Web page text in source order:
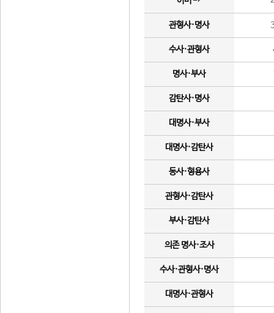
관형사·명사
수사·관형사
명사·부사
감탄사·명사
대명사·부사
대명사·감탄사
동사·형용사
관형사·감탄사
부사·감탄사
의존 명사·조사
수사·관형사·명사
대명사·관형사